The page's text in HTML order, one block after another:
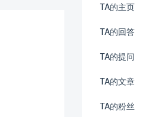
TA的主页
TA的回答
TA的提问
TA的文章
TA的粉丝